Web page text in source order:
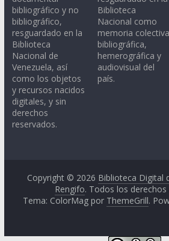
bibliográfico y no
bibliográfico,
resguardado en la
Biblioteca
Nacional de
Venezuela, así
como los objetos
y recursos nacidos
digitales, y sin
derechos
reservados.
Biblioteca
Nacional como
memoria colectiva
bibliográfica,
hemerográfica y
audiovisual del
país.
Copyright © 2026 Biblioteca Digital
Rengifo. Todos los derechos
Tema: ColorMag por ThemeGrill.